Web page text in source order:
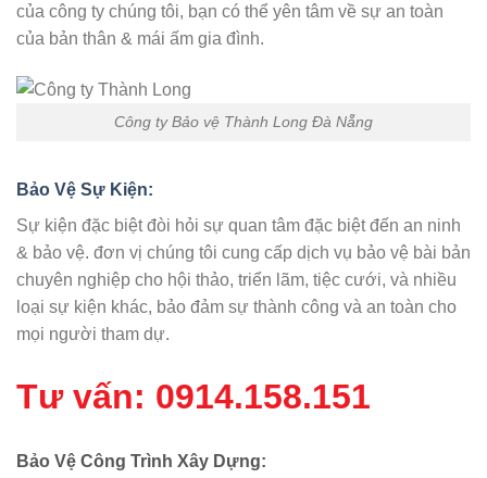
của công ty chúng tôi, bạn có thể yên tâm về sự an toàn
của bản thân & mái ấm gia đình.
Công ty Bảo vệ Thành Long Đà Nẵng
Bảo Vệ Sự Kiện:
Sự kiện đặc biệt đòi hỏi sự quan tâm đặc biệt đến an ninh
& bảo vệ. đơn vị chúng tôi cung cấp dịch vụ bảo vệ bài bản
chuyên nghiệp cho hội thảo, triển lãm, tiệc cưới, và nhiều
loại sự kiện khác, bảo đảm sự thành công và an toàn cho
mọi người tham dự.
Tư vấn: 0914.158.151
Bảo Vệ Công Trình Xây Dựng: